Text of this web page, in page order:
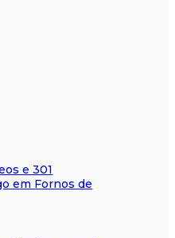
e 301
em Fornos de